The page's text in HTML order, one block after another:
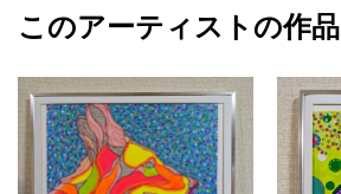
カラー
青
配送目安
二週間以内
kira
このアーティストの作品